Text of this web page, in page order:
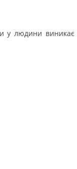
у людини виникає